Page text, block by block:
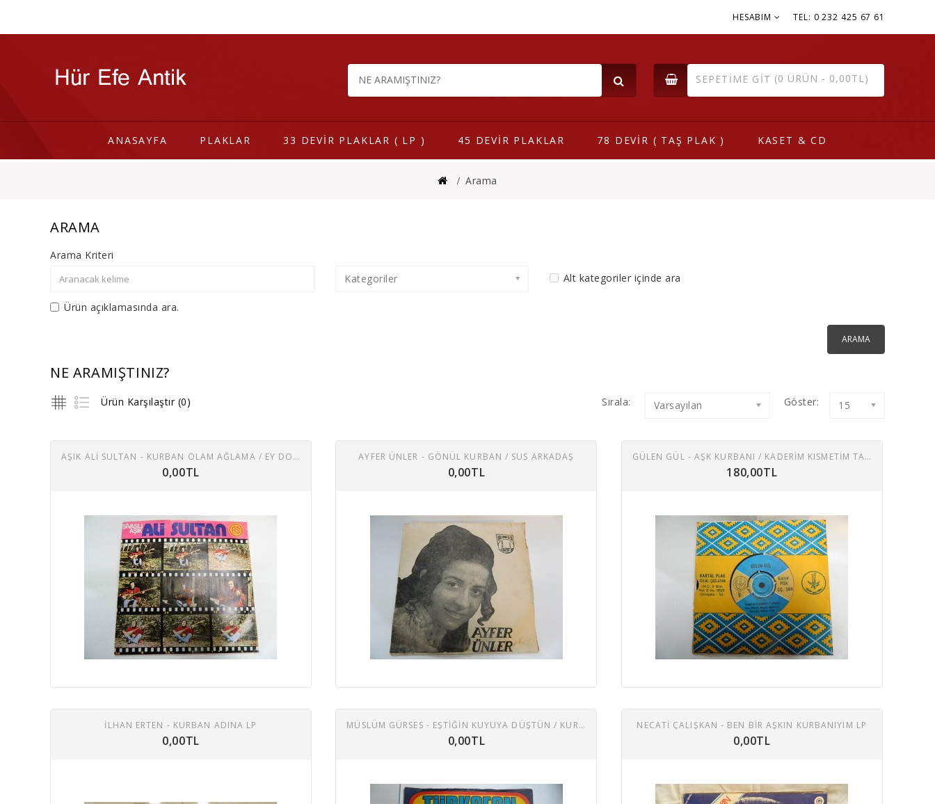
TEL: 0 232 425 67 61
HESABIM
SEPETIME GIT (0 ÜRÜN - 0,00TL)
ANASAYFA PLAKLAR 33 DEVİR PLAKLAR ( LP ) 45 DEVİR PLAKLAR 78 DEVİR ( TAŞ PLAK ) KASET & CD
Arama
ARAMA
Arama Kriteri
Kategoriler
Alt kategoriler içinde ara
Ürün açıklamasında ara.
NE ARAMIŞTINIZ?
Ürün Karşılaştır (0) Sırala: Varsayılan Göster: 15
AŞIK ALİ SULTAN - KURBAN OLAM AĞLAMA / EY DOST
0,00TL
AYFER ÜNLER - GÖNÜL KURBAN / SUS ARKADAŞ
0,00TL
GÜLEN GÜL - AŞK KURBANI / KADERIM KISMETIM TALIHIM 45 LIK PLAK
180,00TL
İLHAN ERTEN - KURBAN ADINA LP
0,00TL
MÜSLÜM GÜRSES - EŞTIĞIN KUYUYA DÜŞTÜN / KURBAN OLDUĞUM
0,00TL
NECATİ ÇALIŞKAN - BEN BIR AŞKIN KURBANIYIM LP
0,00TL